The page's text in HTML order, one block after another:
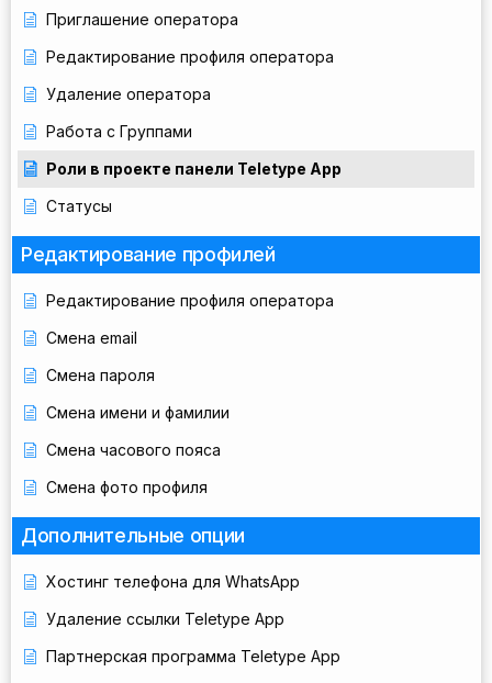
Приглашение оператора
Редактирование профиля оператора
Удаление оператора
Работа с Группами
Роли в проекте панели Teletype App
Статусы
Редактирование профилей
Редактирование профиля оператора
Смена email
Смена пароля
Смена имени и фамилии
Смена часового пояса
Смена фото профиля
Дополнительные опции
Хостинг телефона для WhatsApp
Удаление ссылки Teletype App
Партнерская программа Teletype App